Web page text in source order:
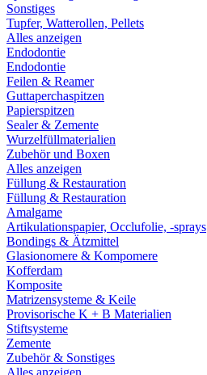
Sonstiges
Tupfer, Watterollen, Pellets
Alles anzeigen
Endodontie
Endodontie
Feilen & Reamer
Guttaperchaspitzen
Papierspitzen
Sealer & Zemente
Wurzelfüllmaterialien
Zubehör und Boxen
Alles anzeigen
Füllung & Restauration
Füllung & Restauration
Amalgame
Artikulationspapier, Occlufolie, -sprays
Bondings & Ätzmittel
Glasionomere & Kompomere
Kofferdam
Komposite
Matrizensysteme & Keile
Provisorische K + B Materialien
Stiftsysteme
Zemente
Zubehör & Sonstiges
Alles anzeigen